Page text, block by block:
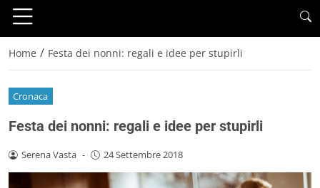
Home / Festa dei nonni: regali e idee per stupirli
Cronaca
Festa dei nonni: regali e idee per stupirli
Serena Vasta - 24 Settembre 2018